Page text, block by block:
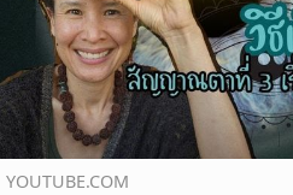
YOUTUBE.COM